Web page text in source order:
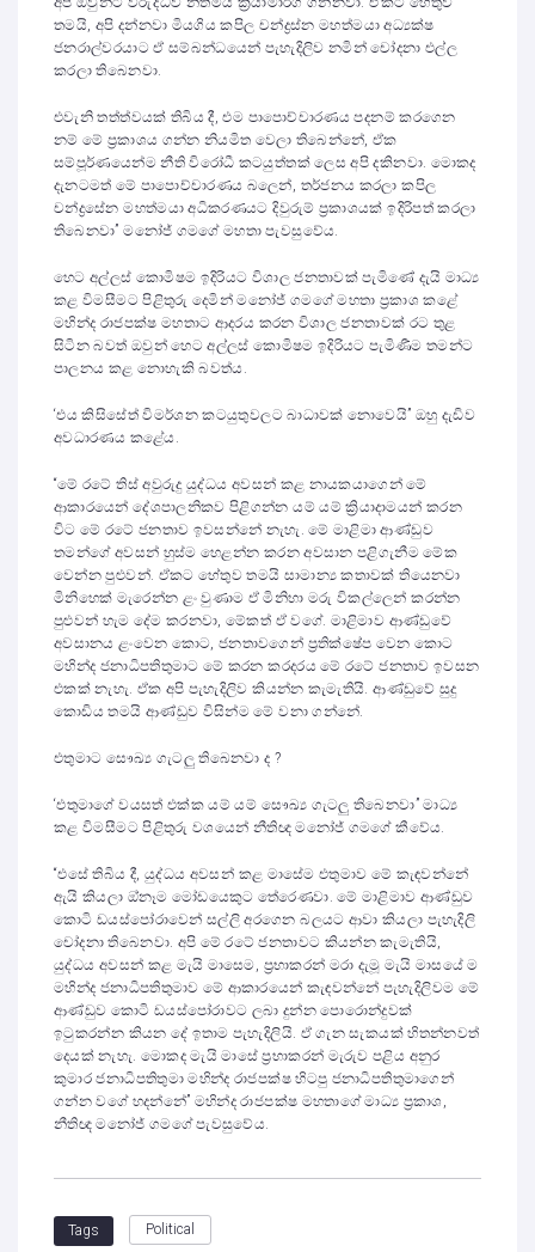
තමයි, අපි දන්නවා මියගිය කපිල චන්ද්‍රස්න මහත්මයා අධ්‍යක්ෂ
ජනරාල්වරයාට ඒ සම්බන්ධයෙන් පැහැදිලිව නමින් චෝදනා එල්ල
කරලා තිබෙනවා.
එවැනි තත්ත්වයක් තිබිය දී, එම පාපොච්චාරණය පදනම් කරගෙන
නම් මේ ප්‍රකාශය ගන්න නියමිත වෙලා තිබෙන්නේ, ඒක
සම්පූර්ණයෙන්ම නීති විරෝධී කටයුත්තක් ලෙස අපි දකිනවා. මොකද
දැනටමත් මේ පාපොච්චාරණය බලෙන්, තර්ජනය කරලා කපිල
චන්ද්‍රසේන මහත්මයා අධිකරණයට දිවුරුම් ප්‍රකාශයක් ඉදිරිපත් කරලා
තිබෙනවා” මනෝජ් ගමගේ මහතා පැවසුවේය.
හෙට අල්ලස් කොමිෂම ඉදිරියට විශාල ජනතාවක් පැමිණේ දැයි මාධ්‍ය
කළ විමසීමට පිළිතුරු දෙමින් මනෝජ් ගමගේ මහතා ප්‍රකාශ කළේ
මහින්ද රාජපක්ෂ මහතාට ආදරය කරන විශාල ජනතාවක් රට තුළ
සිටින බවත් ඔවුන් හෙට අල්ලස් කොමිෂම ඉදිරියට පැමිණීම තමන්ට
පාලනය කළ නොහැකි බවත්ය.
‘එය කිසිසේත් විමර්ශන කටයුතුවලට බාධාවක් නොවෙයි” ඔහු දැඩිව
අවධාරණය කළේය.
“මේ රටේ තිස් අවුරුදු යුද්ධය අවසන් කළ නායකයාගෙන් මේ
ආකාරයෙන් දේශපාලනිකව පිළිගන්න යම් යම් ක්‍රියාදාමයන් කරන
විට මේ රටේ ජනතාව ඉවසන්නේ නැහැ. මේ මාළිමා ආණ්ඩුව
තමන්ගේ අවසන් හුස්ම හෙළන්න කරන අවසාන පළිගැනීම මේක
වෙන්න පුළුවන්. ඒකට හේතුව තමයි සාමාන්‍ය කතාවක් තියෙනවා
මිනිහෙක් මැරෙන්න ළං වුණාම ඒ මිනිහා මරු විකල්ලෙන් කරන්න
පුළුවන් හැම දේම කරනවා, මේකත් ඒ වගේ. මාළිමාව ආණ්ඩුවේ
අවසානය ළංවෙන කොට, ජනතාවගෙන් ප්‍රතික්ෂේප වෙන කොට
මහින්ද ජනාධිපතිතුමාට මේ කරන කරදරය මේ රටේ ජනතාව ඉවසන
එකක් නැහැ. ඒක අපි පැහැදිලිව කියන්න කැමැතියි. ආණ්ඩුවේ සුදු
කොඩිය තමයි ආණ්ඩුව විසින්ම මේ වනා ගන්නේ.
එතුමාට සෞඛ්‍ය ගැටලු තිබෙනවා ද ?
‘එතුමාගේ වයසත් එක්ක යම් යම් සෞඛ්‍ය ගැටලු තිබෙනවා” මාධ්‍ය
කළ විමසීමට පිළිතුරු වශයෙන් නීතිඥ මනෝජ් ගමගේ කීවේය.
“එසේ තිබිය දී, යුද්ධය අවසන් කළ මාසේම එතුමාව මේ කැඳවන්නේ
ඇයි කියලා ඔ්නෑම මෝඩයෙකුට තේරෙණවා. මේ මාළිමාව ආණ්ඩුව
කොටි ඩයස්පෝරාවෙන් සල්ලි අරගෙන බලයට ආවා කියලා පැහැදිලි
චෝදනා තිබෙනවා. අපි මේ රටේ ජනතාවට කියන්න කැමැතියි,
යුද්ධය අවසන් කළ මැයි මාසෙම, ප්‍රභාකරන් මරා දැමූ මැයි මාසයේ ම
මහින්ද ජනාධිපතිතුමාව මේ ආකාරයෙන් කැඳවන්නේ පැහැදිලිවම මේ
ආණ්ඩුව කොටි ඩයස්පෝරාවට ලබා දුන්න පොරොන්දුවක්
ඉටුකරන්න කියන දේ ඉතාම පැහැදිලියි. ඒ ගැන සැකයක් හිතන්නවත්
දෙයක් නැහැ. මොකද මැයි මාසේ ප්‍රභාකරන් මැරුව පළිය අනුර
කුමාර ජනාධිපතිතුමා මහින්ද රාජපක්ෂ හිටපු ජනාධිපතිතුමාගෙන්
ගන්න වගේ හදන්නේ” මහින්ද රාජපක්ෂ මහතාගේ මාධ්‍ය ප්‍රකාශ,
නීතිඥ මනෝජ් ගමගේ පැවසුවේය.
Tags Political